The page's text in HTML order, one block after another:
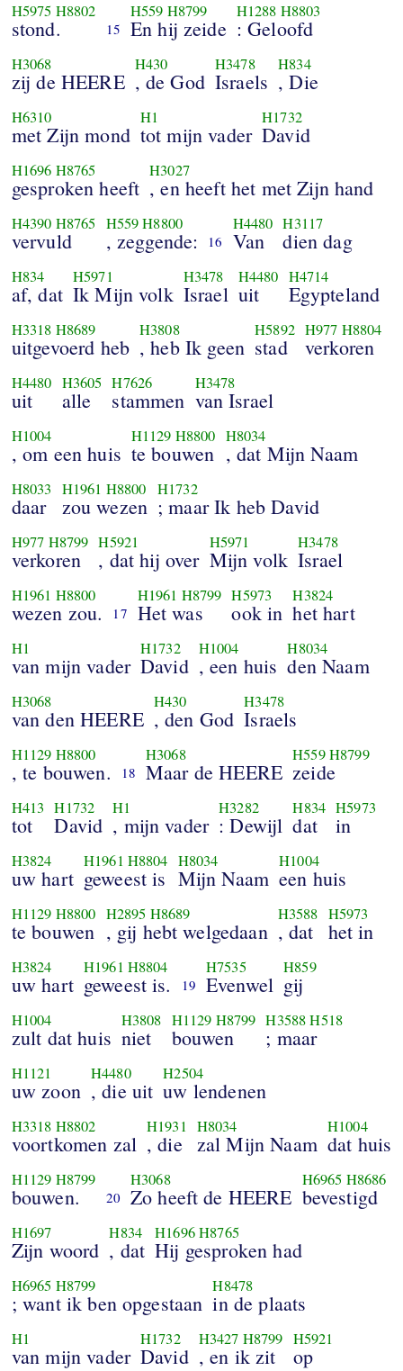
H5975 H8802
stond. 15
H559 H8799
En hij zeide
H1288 H8803
: Geloofd
H3068
zij de HEERE
H430
, de God
H3478
Israels
H834
, Die
H6310
met Zijn mond
H1
tot mijn vader
H1732
David
H1696 H8765
gesproken heeft
H3027
, en heeft het met Zijn hand
H4390 H8765
vervuld
H559H8800
, zeggende: 16
H4480
Van
H3117
dien dag
H834
af, dat
H5971
Ik Mijn volk
H3478
Israel
H4480
uit
H4714
Egypteland
H3318 H8689
uitgevoerd heb
H3808
, heb Ik geen
H5892
stad
H977 H8804
verkoren
H4480
uit
H3605
alle
H7626
stammen
H3478
van Israel
H1004
, om een huis
H1129 H8800
te bouwen
H8034
, dat Mijn Naam
H8033
daar
H1961 H8800
zou wezen
H1732
; maar Ik heb David
H977 H8799
verkoren
H5921
, dat hij over
H5971
Mijn volk
H3478
Israel
H1961 H8800
wezen zou. 17
H1961 H8799
Het was
H5973
ook in
H3824
het hart
H1
van mijn vader
H1732
David
H1004
, een huis
H8034
den Naam
H3068
van den HEERE
H430
, den God
H3478
Israels
H1129 H8800
, te bouwen. 18
H3068
Maar de HEERE
H559H8799
zeide
H413
tot
H1732
David
H1
, mijn vader
H3282
: Dewijl
H834
dat
H5973
in
H3824
uw hart
H1961 H8804
geweest is
H8034
Mijn Naam
H1004
een huis
H1129 H8800
te bouwen
H2895 H8689
, gij hebt welgedaan
H3588
, dat
H5973
het in
H3824
uw hart
H1961 H8804
geweest is. 19
H7535
Evenwel
H859
gij
H1004
zult dat huis
H3808
niet
H1129 H8799
bouwen
H3588 H518
; maar
H1121
uw zoon
H4480
, die uit
H2504
uw lendenen
H3318 H8802
voortkomen zal
H1931
, die
H8034
zal Mijn Naam
H1004
dat huis
H1129 H8799
bouwen. 20
H3068
Zo heeft de HEERE
H6965 H8686
bevestigd
H1697
Zijn woord
H834
, dat
H1696H8765
Hij gesproken had
H6965 H8799
; want ik ben opgestaan
H8478
in de plaats
H1
van mijn vader
H1732
David
H3427 H8799
, en ik zit
H5921
op